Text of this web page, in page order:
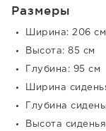
Размеры
Ширина: 206 см
Высота: 85 см
Глубина: 95 см
Ширина
Глубина
Высота